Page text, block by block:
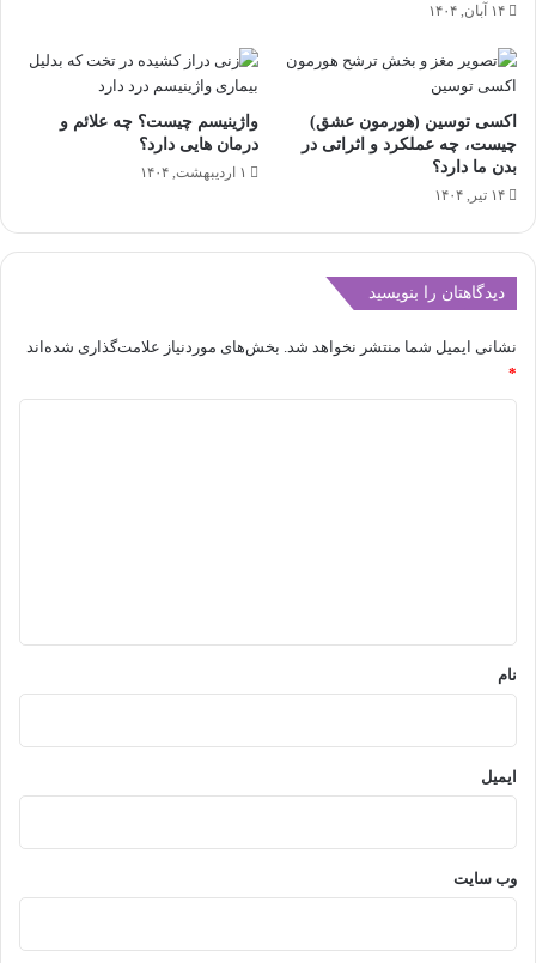
۱۴ آبان, ۱۴۰۴
اکسی توسین (هورمون عشق)
چیست، چه عملکرد و اثراتی در
بدن ما دارد؟
۱۴ تیر, ۱۴۰۴
واژینیسم چیست؟ چه علائم و
درمان هایی دارد؟
۱ اردیبهشت, ۱۴۰۴
دیدگاهتان را بنویسید
نشانی ایمیل شما منتشر نخواهد شد. بخش‌های موردنیاز علامت‌گذاری شده‌اند
*
نام
ایمیل
وب‌ سایت